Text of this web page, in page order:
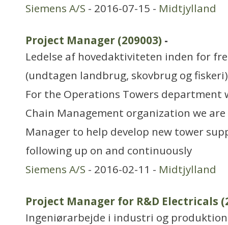
Siemens A/S - 2016-07-15 - Midtjylland
Project Manager (209003) -
Ledelse af hovedaktiviteten inden for
(undtagen landbrug, skovbrug og fiskeri)
For the Operations Towers department
Chain Management organization we
Manager to help develop new tower
following up on and continuously
Siemens A/S - 2016-02-11 - Midtjylland
Project Manager for R&D Electricals
Ingeniørarbejde i industri og produktion